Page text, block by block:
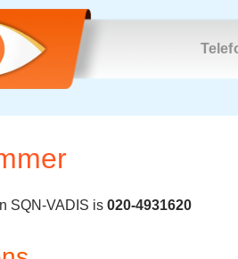
SQN-VADIS is 020-4931620